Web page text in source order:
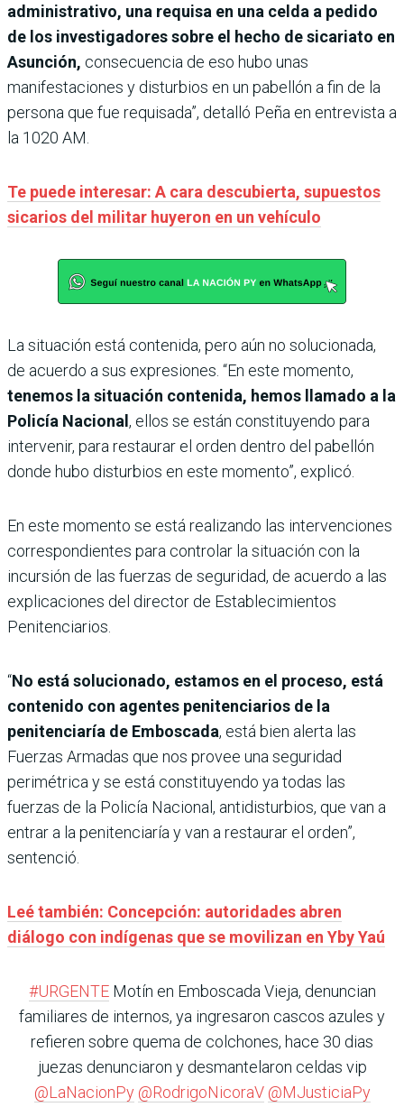
administrativo, una requisa en una celda a pedido
de los investigadores sobre el hecho de sicariato en
Asunción, consecuencia de eso hubo unas
manifestaciones y disturbios en un pabellón a fin de la
persona que fue requisada”, detalló Peña en entrevista a
la 1020 AM.
Te puede interesar: A cara descubierta, supuestos
sicarios del militar huyeron en un vehículo
La situación está contenida, pero aún no solucionada,
de acuerdo a sus expresiones. “En este momento,
tenemos la situación contenida, hemos llamado a la
Policía Nacional, ellos se están constituyendo para
intervenir, para restaurar el orden dentro del pabellón
donde hubo disturbios en este momento”, explicó.
En este momento se está realizando las intervenciones
correspondientes para controlar la situación con la
incursión de las fuerzas de seguridad, de acuerdo a las
explicaciones del director de Establecimientos
Penitenciarios.
“No está solucionado, estamos en el proceso, está
contenido con agentes penitenciarios de la
penitenciaría de Emboscada, está bien alerta las
Fuerzas Armadas que nos provee una seguridad
perimétrica y se está constituyendo ya todas las
fuerzas de la Policía Nacional, antidisturbios, que van a
entrar a la penitenciaría y van a restaurar el orden”,
sentenció.
Leé también: Concepción: autoridades abren
diálogo con indígenas que se movilizan en Yby Yaú
#URGENTEMotín en Emboscada Vieja, denuncian
familiares de internos, ya ingresaron cascos azules y
refieren sobre quema de colchones, hace 30 dias
juezas denunciaron y desmantelaron celdas vip
@LaNacionPy @RodrigoNicoraV @MJusticiaPy